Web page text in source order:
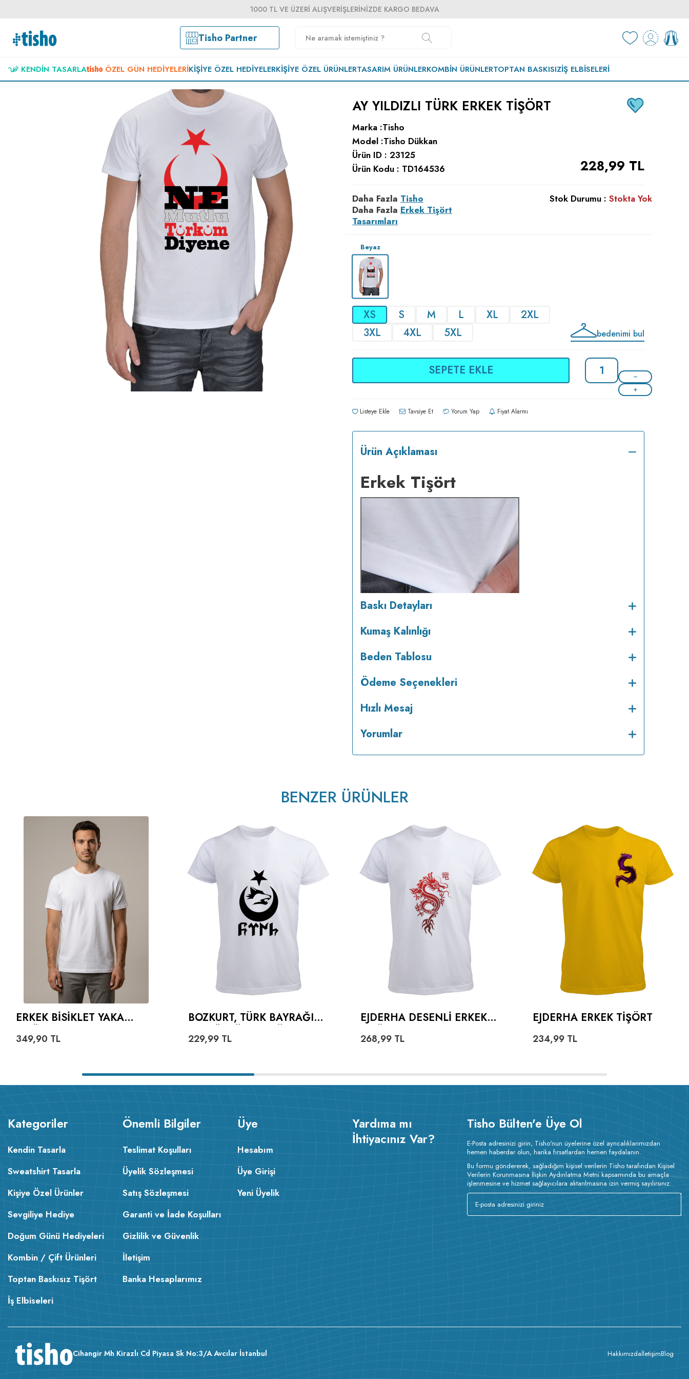
1000 TL VE ÜZERI ALIŞVERIŞLERINIZDE KARGO BEDAVA
Tisho Partner
KENDIN TASARLA ÖZEL GÜN HEDIYELERIKIŞIYE ÖZEL HEDIYELERKIŞIYE ÖZEL ÜRÜNLERTASARIM ÜRÜNLERKOMBIN ÜRÜNLERTOPTAN BASKISIZİŞ ELBISELERI
AY YILDIZLI TÜRK ERKEK TIŞÖRT
Marka :Tisho
Model :Tisho Dükkan
Ürün ID : 23125
Ürün Kodu : TD164536 228,99 TL
Daha Fazla Tisho
Daha Fazla Erkek Tişört
Tasarımları
Stok Durumu : Stokta Yok
Beyaz
XS S M L XL
2XL
3XL
4XL 5XL bedenimi bul
SEPETE EKLE
Listeye Ekle Tavsiye Et Yorum Yap Fiyat Alarmı
Ürün Açıklaması
Erkek Tişört
Standart kesim
giyinmeyi seven erkekler için tasarlandı. Rahat ve şık kesimi ile
Baskı Detayları
Kumaş Kalınlığı
Beden Tablosu
Ödeme Seçenekleri
Hızlı Mesaj
Yorumlar
BENZER ÜRÜNLER
ERKEK BISIKLET YAKA
349,90 TL
BOZKURT, TÜRK BAYRAĞI
YAZILI ERKEK TIŞÖRT
229,99 TL
EJDERHA DESENLI ERKEK
268,99 TL
EJDERHA ERKEK TIŞÖRT
234,99 TL
Kategoriler
Kendin Tasarla
Sweatshirt Tasarla
Kişiye Özel Ürünler
Sevgiliye Hediye
Doğum Günü Hediyeleri
Kombin / Çift Ürünleri
Toptan Baskısız Tişört
İş Elbiseleri
Önemli Bilgiler
Teslimat Koşulları
Üyelik Sözleşmesi
Satış Sözleşmesi
Garanti ve İade Koşulları
Gizlilik ve Güvenlik
İletişim
Banka Hesaplarımız
Üye
Hesabım
Üye Girişi
Yeni Üyelik
Yardıma mı
İhtiyacınız Var?
Tisho Bülten'e Üye Ol
E-Posta adresinizi girin, Tisho'nun üyelerine özel ayrıcalıklarımızdan
hemen haberdar olun, harika fırsatlardan hemen faydalanın.
Bu formu göndererek, sağladığım kişisel verilerin Tisho tarafından Kişisel
Verilerin Korunmasına İlişkin Aydınlatma Metni kapsamında bu amaçla
işlenmesine ve hizmet sağlayıcılara aktarılmasına izin vermiş sayılırsınız.
Cihangir Mh Kirazlı Cd Piyasa Sk No:3/A Avcılar İstanbul HakkımızdaİletişimBlog